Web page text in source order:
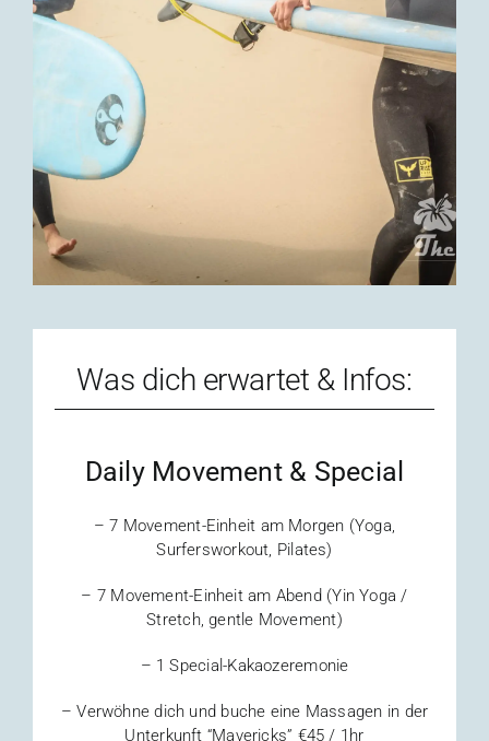
Was dich erwartet & Infos:
Daily Movement & Special
– 7 Movement-Einheit am Morgen (Yoga,
Surfersworkout, Pilates)
– 7 Movement-Einheit am Abend (Yin Yoga /
Stretch, gentle Movement)
– 1 Special-Kakaozeremonie
– Verwöhne dich und buche eine Massagen in der
Unterkunft “Mavericks” €45 / 1hr